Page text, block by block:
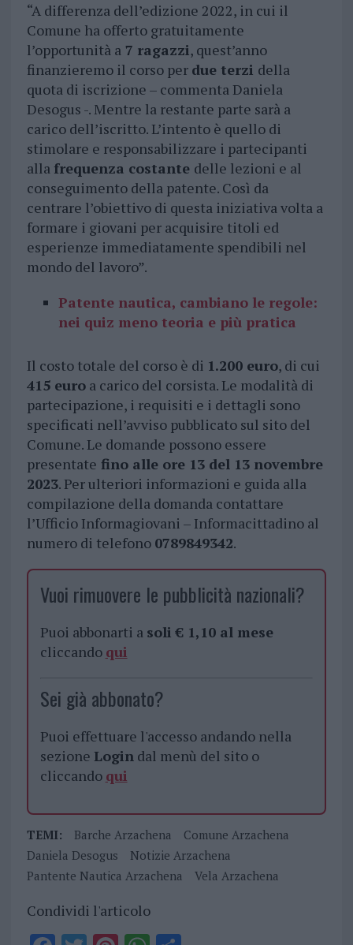
“A differenza dell’edizione 2022, in cui il
Comune ha offerto gratuitamente
l’opportunità a7 ragazzi, quest’anno
finanzieremo il corso per due terzi della
quota di iscrizione – commenta Daniela
Desogus -. Mentre la restante parte sarà a
carico dell’iscritto. L’intento è quello di
stimolare e responsabilizzare i partecipanti
alla frequenza costante delle lezioni e al
conseguimento della patente. Così da
centrare l’obiettivo di questa iniziativa volta a
formare i giovani per acquisire titoli ed
esperienze immediatamente spendibili nel
mondo del lavoro”.
Patente nautica, cambiano le regole:
nei quiz meno teoria e più pratica
Il costo totale del corso è di 1.200 euro, di cui
415 euroa carico del corsista. Le modalità di
partecipazione, i requisiti e i dettagli sono
specificati nell’avviso pubblicato sul sito del
Comune. Le domande possono essere
presentate fino alle ore 13 del 13 novembre
2023. Per ulteriori informazioni e guida alla
compilazione della domanda contattare
l’Ufficio Informagiovani – Informacittadino al
numero di telefono 0789849342.
Vuoi rimuovere le pubblicità nazionali?
Puoi abbonarti a soli € 1,10 al mese
cliccando qui
Sei già abbonato?
Puoi effettuare l'accesso andando nella
sezione Logindal menù del sito o
cliccando qui
TEMI: Barche Arzachena
Comune Arzachena
Daniela Desogus
Notizie Arzachena
Pantente Nautica Arzachena
Vela Arzachena
Condividi l'articolo